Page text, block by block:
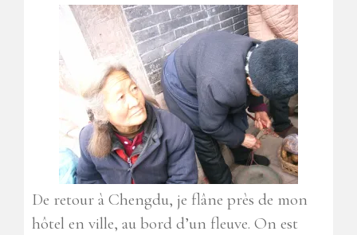
De retour à Chengdu, je flâne près de mon
hôtel en ville, au bord d’un fleuve. On est